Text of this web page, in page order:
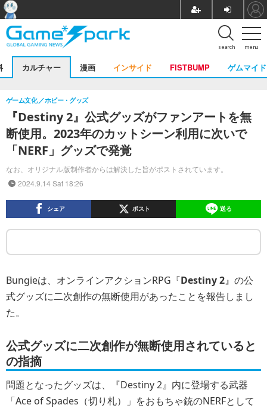
menu
search
カルチャー 漫画 インサイド FISTBUMP ゲムマイド
『Destiny 2』公式グッズがファンアートを無
断使用。2023年のカットシーン利用に次いで
「NERF」グッズで発覚
なお、オリジナル版制作者からは解決した旨がポストされています。
ゲーム文化 ホビー・グッズ
2024.9.14 Sat 18:26
シェア ポスト 送る
Bungieは、オンラインアクションRPG『Destiny 2』の公
式グッズに二次創作の無断使用があったことを報告しまし
た。
公式グッズに二次創作が無断使用されていると
の指摘
問題となったグッズは、『Destiny 2』内に登場する武器
「Ace of Spades（切り札）」をおもちゃ銃のNERFとして